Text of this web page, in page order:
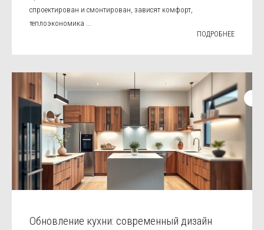
спроектирован и смонтирован, зависят комфорт,
теплоэкономика ...
ПОДРОБНЕЕ
Обновление кухни: современный дизайн